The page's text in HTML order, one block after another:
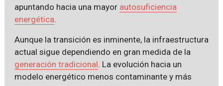
apuntando hacia una mayor autosuficiencia
energética.
Aunque la transición es inminente, la infraestructura
actual sigue dependiendo en gran medida de la
generación tradicional. La evolución hacia un
modelo energético menos contaminante y más